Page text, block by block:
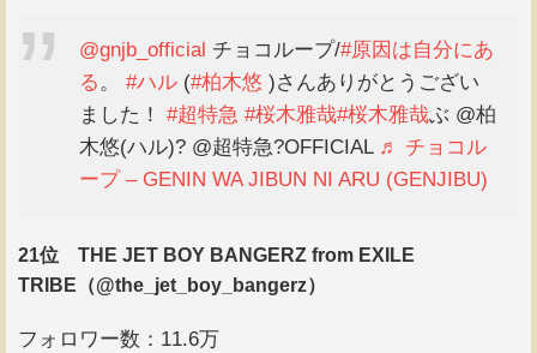
@gnjb_official チョコループ/#原因は自分にあ
る。 #ハル (#柏木悠 )さんありがとうござい
ました！ #超特急 #桜木雅哉#桜木雅哉ぶ @柏
木悠(ハル)? @超特急?OFFICIAL ♬ チョコル
ープ – GENIN WA JIBUN NI ARU (GENJIBU)
21位 THE JET BOY BANGERZ from EXILE
TRIBE（@the_jet_boy_bangerz）
フォロワー数：11.6万